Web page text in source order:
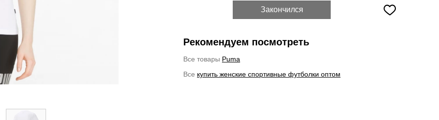
Закончился
Рекомендуем посмотреть
Все товары Puma
Все купить женские спортивные футболки оптом